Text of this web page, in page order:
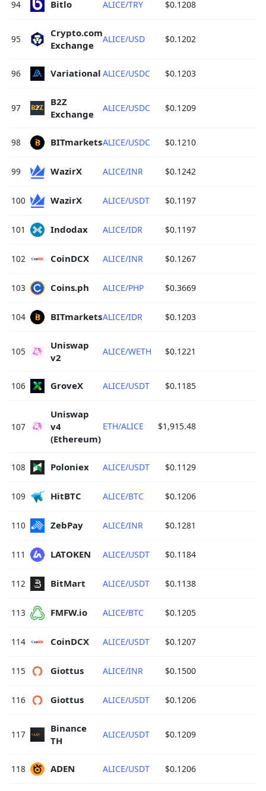
94 Bitlo ALICE/TRY $0.1208
95
Crypto.com
Exchange
ALICE/USD $0.1202
96 Variational ALICE/USDC $0.1203
97
B2Z
Exchange
ALICE/USDC $0.1209
98 BITmarkets ALICE/USDC $0.1210
99 WazirX ALICE/INR $0.1242
100 WazirX ALICE/USDT $0.1197
101 Indodax ALICE/IDR $0.1197
102 CoinDCX ALICE/INR $0.1267
103 Coins.ph ALICE/PHP $0.3669
104 BITmarkets ALICE/IDR $0.1203
105
Uniswap
v2
ALICE/WETH $0.1221
106 GroveX ALICE/USDT $0.1185
107
Uniswap
v4
(Ethereum)
ETH/ALICE $1,915.48
108 Poloniex ALICE/USDT $0.1129
109 HitBTC ALICE/BTC $0.1206
110 ZebPay ALICE/INR $0.1281
111 LATOKEN ALICE/USDT $0.1184
112 BitMart ALICE/USDT $0.1138
113 FMFW.io ALICE/BTC $0.1205
114 CoinDCX ALICE/USDT $0.1207
115 Giottus ALICE/INR $0.1500
116 Giottus ALICE/USDT $0.1206
117
Binance
TH
ALICE/USDT $0.1209
118 ADEN ALICE/USDT $0.1206